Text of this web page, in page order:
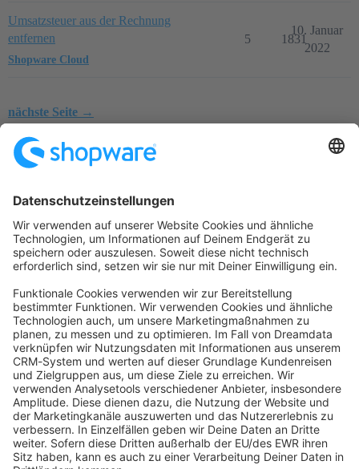
Umsatzsteuer aus der Rechnung
entfernen
Shopware Cloud
5 1831
10. Januar
2022
nächste Seite →
Angetrieben vonDiscourse, beste Erfahrung mit aktiviertem
community@shopware.com
Company
Newsletter